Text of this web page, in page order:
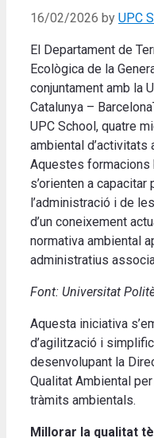
16/02/2026 by UPC
El Departament de
Ecològica de la
conjuntament amb la
Catalunya –
UPC School, quatre
ambiental d’activitats
Aquestes
s’orienten a
l’administració i de
d’un coneixement
normativa ambiental
administratius
Font: Universitat
Aquesta iniciativa
d’agilització i
desenvolupant la
Qualitat Ambiental
tràmits ambientals.
Millorar la qualitat